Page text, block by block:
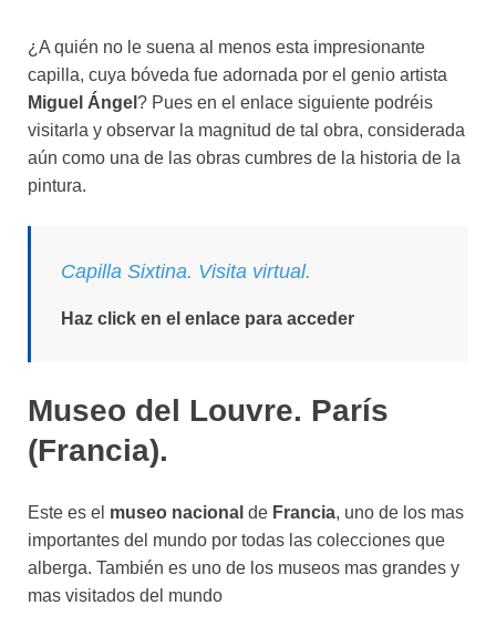
¿A quién no le suena al menos esta impresionante
capilla, cuya bóveda fue adornada por el genio artista
Miguel Ángel ? Pues en el enlace siguiente podréis
visitarla y observar la magnitud de tal obra, considerada
aún como una de las obras cumbres de la historia de la
pintura.
Capilla Sixtina. Visita virtual.
Haz click en el enlace para acceder
Museo del Louvre. París
(Francia).
Este es el museo nacional de Francia, uno de los mas
importantes del mundo por todas las colecciones que
alberga. También es uno de los museos mas grandes y
mas visitados del mundo